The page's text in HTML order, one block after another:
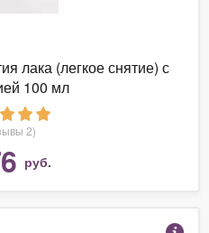
лака (легкое снятие) с
100 мл
2)
руб.